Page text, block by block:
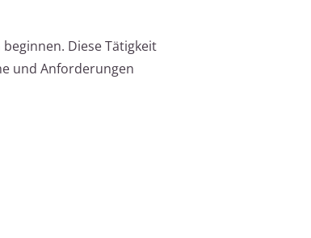
Diese Tätigkeit
und Anforderungen